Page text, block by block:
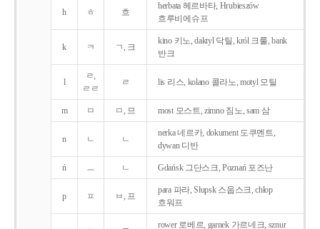
h ㅎ 흐
herbata 헤르바타, Hrubieszów
흐루비에슈프
k ㅋ ㄱ, 크
kino 키노, daktyl 닥틸, król 크룰, bank
반크
l
ㄹ,
ㄹㄹ
ㄹ lis 리스, kolano 콜라노, motyl 모틸
m ㅁ ㅁ, 므 most 모스트, zimno 짐노, sam 삼
n ㄴ ㄴ
nerka 네르카, dokument 도쿠멘트,
dywan 디반
ń ㅡ ㄴ Gdańsk 그단스크, Poznań 포즈난
p ㅍ ㅂ, 프
para 파라, Słupsk 스웁스크, chłop
흐워프
rower 로베르, garnek 가르네크, sznur